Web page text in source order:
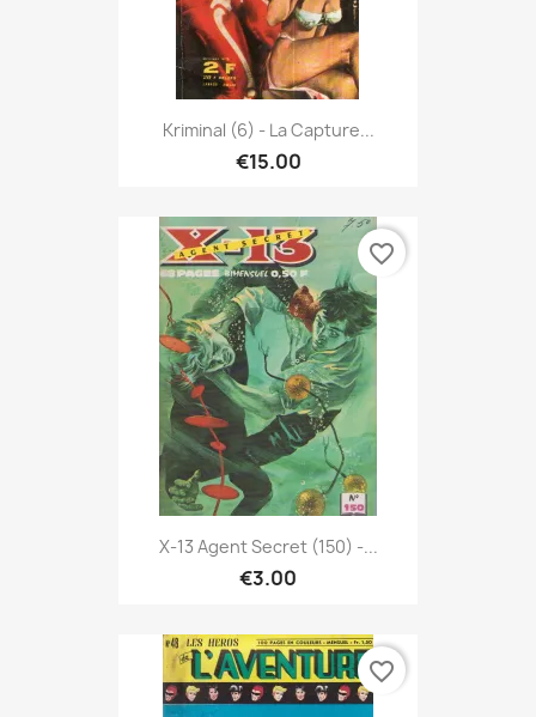
Kriminal (6) - La Capture...
€15.00
X-13 Agent Secret (150) -...
€3.00
favorite_border
favorite_border